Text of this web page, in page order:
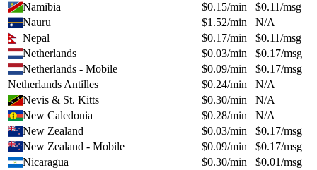
Namibia
$0.15/min $0.11/msg
Nauru
$1.52/min
N/A
Nepal
$0.17/min $0.11/msg
Netherlands
$0.03/min $0.17/msg
Netherlands - Mobile
$0.09/min $0.17/msg
Netherlands Antilles
$0.24/min
N/A
Nevis & St. Kitts
$0.30/min
N/A
New Caledonia
$0.28/min
N/A
New Zealand
$0.03/min $0.17/msg
New Zealand - Mobile
$0.09/min $0.17/msg
Nicaragua
$0.30/min $0.01/msg